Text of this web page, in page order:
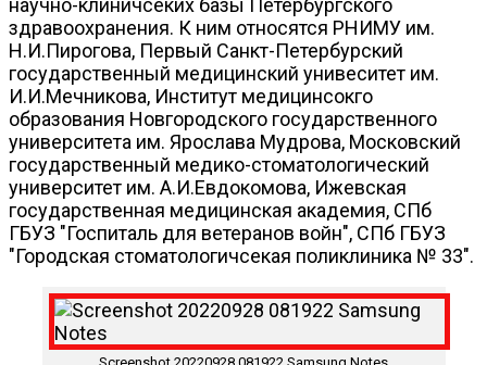
здравоохранения. К ним относятся РНИМУ им.
Н.И.Пирогова, Первый Санкт-Петербурский
государственный медицинский унивеситет им.
И.И.Мечникова, Институт медицинсокго
образования Новгородского государственного
университета им. Ярослава Мудрова, Московский
государственный медико-стоматологический
университет им. А.И.Евдокомова, Ижевская
государственная медицинская академия, СПб
ГБУЗ "Госпиталь для ветеранов войн", СПб ГБУЗ
"Городская стоматологичсекая поликлиника № 33".
Screenshot 20220928 081922 Samsung Notes